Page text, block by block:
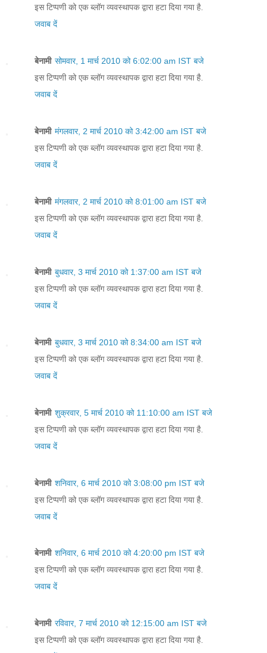
इस टिप्पणी को एक ब्लॉग व्यवस्थापक द्वारा हटा दिया गया है.
जवाब दें
बेनामी सोमवार, 1 मार्च 2010 को 6:02:00 am IST बजे
इस टिप्पणी को एक ब्लॉग व्यवस्थापक द्वारा हटा दिया गया है.
जवाब दें
बेनामी मंगलवार, 2 मार्च 2010 को 3:42:00 am IST बजे
इस टिप्पणी को एक ब्लॉग व्यवस्थापक द्वारा हटा दिया गया है.
जवाब दें
बेनामी मंगलवार, 2 मार्च 2010 को 8:01:00 am IST बजे
इस टिप्पणी को एक ब्लॉग व्यवस्थापक द्वारा हटा दिया गया है.
जवाब दें
बेनामी बुधवार, 3 मार्च 2010 को 1:37:00 am IST बजे
इस टिप्पणी को एक ब्लॉग व्यवस्थापक द्वारा हटा दिया गया है.
जवाब दें
बेनामी बुधवार, 3 मार्च 2010 को 8:34:00 am IST बजे
इस टिप्पणी को एक ब्लॉग व्यवस्थापक द्वारा हटा दिया गया है.
जवाब दें
बेनामी शुक्रवार, 5 मार्च 2010 को 11:10:00 am IST बजे
इस टिप्पणी को एक ब्लॉग व्यवस्थापक द्वारा हटा दिया गया है.
जवाब दें
बेनामी शनिवार, 6 मार्च 2010 को 3:08:00 pm IST बजे
इस टिप्पणी को एक ब्लॉग व्यवस्थापक द्वारा हटा दिया गया है.
जवाब दें
बेनामी शनिवार, 6 मार्च 2010 को 4:20:00 pm IST बजे
इस टिप्पणी को एक ब्लॉग व्यवस्थापक द्वारा हटा दिया गया है.
जवाब दें
बेनामी रविवार, 7 मार्च 2010 को 12:15:00 am IST बजे
इस टिप्पणी को एक ब्लॉग व्यवस्थापक द्वारा हटा दिया गया है.